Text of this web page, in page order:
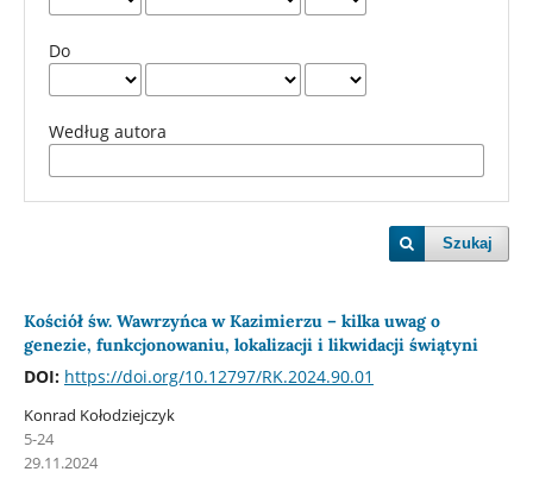
Do
Według autora
Szukaj
Kościół św. Wawrzyńca w Kazimierzu – kilka uwag o
genezie, funkcjonowaniu, lokalizacji i likwidacji świątyni
DOI: https://doi.org/10.12797/RK.2024.90.01
Konrad Kołodziejczyk
5-24
29.11.2024